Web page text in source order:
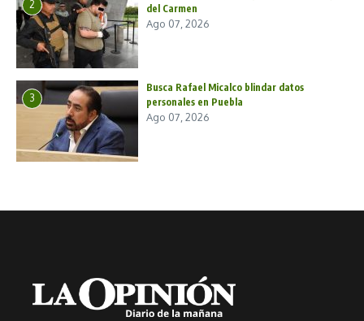
2
del Carmen
Ago 07, 2026
3
Busca Rafael Micalco blindar datos
personales en Puebla
Ago 07, 2026